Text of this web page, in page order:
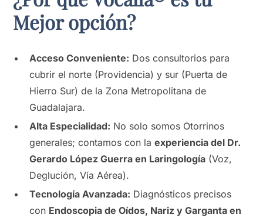
Mejor opción?
Acceso Conveniente: Dos consultorios para
cubrir el norte (Providencia) y sur (Puerta de
Hierro Sur) de la Zona Metropolitana de
Guadalajara.
Alta Especialidad: No solo somos Otorrinos
generales; contamos con laexperiencia del Dr.
Gerardo López Guerra en Laringología (Voz,
Deglución, Vía Aérea).
Tecnología Avanzada: Diagnósticos precisos
con Endoscopia de Oídos, Nariz y Garganta en